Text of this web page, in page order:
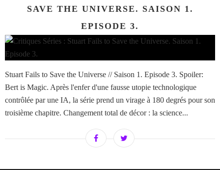
SAVE THE UNIVERSE. SAISON 1.
EPISODE 3.
Stuart Fails to Save the Universe // Saison 1. Episode 3. Spoiler:
Bert is Magic. Après l'enfer d'une fausse utopie technologique
contrôlée par une IA, la série prend un virage à 180 degrés pour son
troisième chapitre. Changement total de décor : la science...